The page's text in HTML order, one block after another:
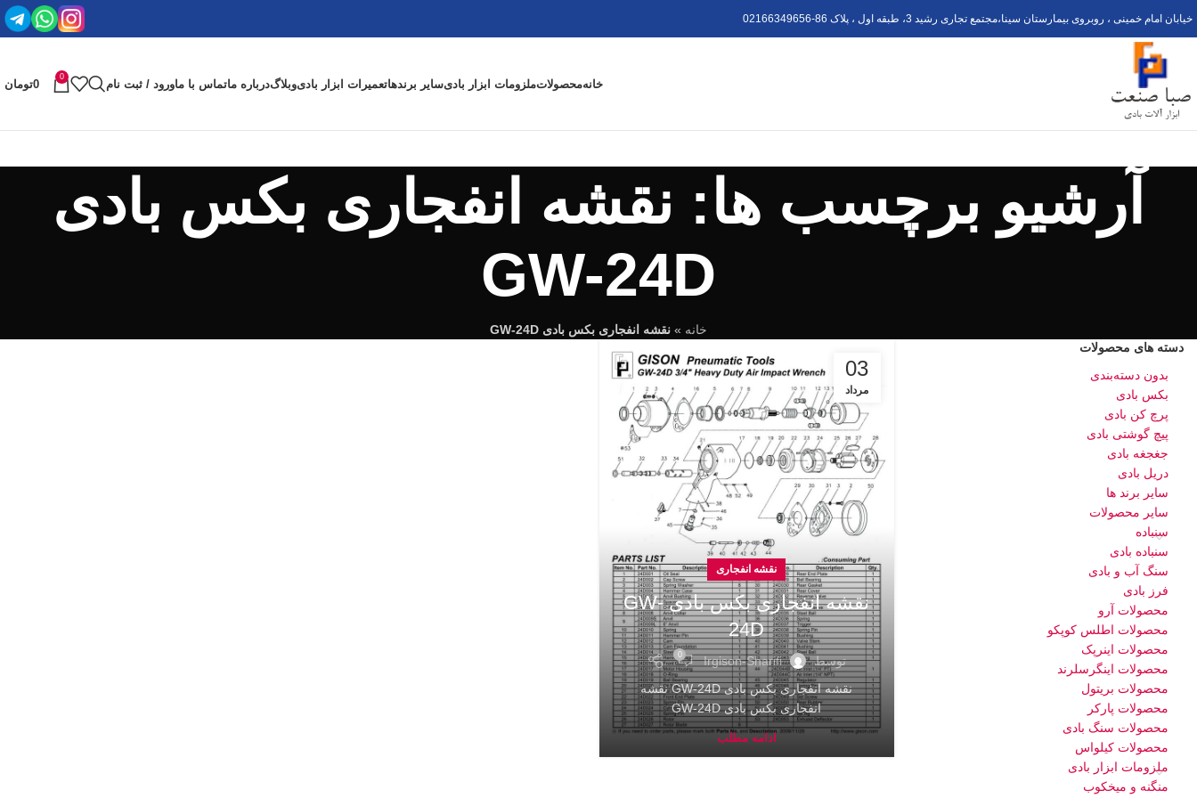
خیابان امام خمینی ، روبروی بیمارستان سینا،مجتمع تجاری رشید 3، طبقه اول ، پلاک 6 02166349656-8
خانهمحصولاتملزومات ابزار بادیسایر برندهاتعمیرات ابزار بادیوبلاگدرباره ماتماس با ماورود / ثبت نام
0
0تومان
آرشیو برچسب ها: نقشه انفجاری بکس بادی
GW-24D
خانه » نقشه انفجاری بکس بادی GW-24D
03
مرداد
نقشه انفجاری
نقشه انفجاری بکس بادی GW-
24D
توسط Irgison-Sharifi
0
نقشه انفجاری بکس بادی GW-24D نقشه
انفجاری بکس بادی GW-24D
ادامه مطلب
دسته های محصولات
بدون دسته‌بندی
بکس بادی
پرچ کن بادی
پیچ گوشتی بادی
جغجغه بادی
دریل بادی
سایر برند ها
سایر محصولات
سنباده
سنباده بادی
سنگ آب و بادی
فرز بادی
محصولات آرو
محصولات اطلس کوپکو
محصولات اینرپک
محصولات اینگرسلرند
محصولات بریتول
محصولات پارکر
محصولات سنگ بادی
محصولات کیلواس
ملزومات ابزار بادی
منگنه و میخکوب